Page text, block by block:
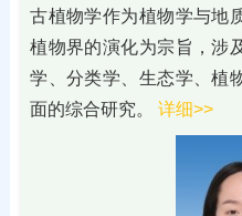
古植物学作为植物学与地
植物界的演化为宗旨，涉
学、分类学、生态学、植
面的综合研究。详细>>